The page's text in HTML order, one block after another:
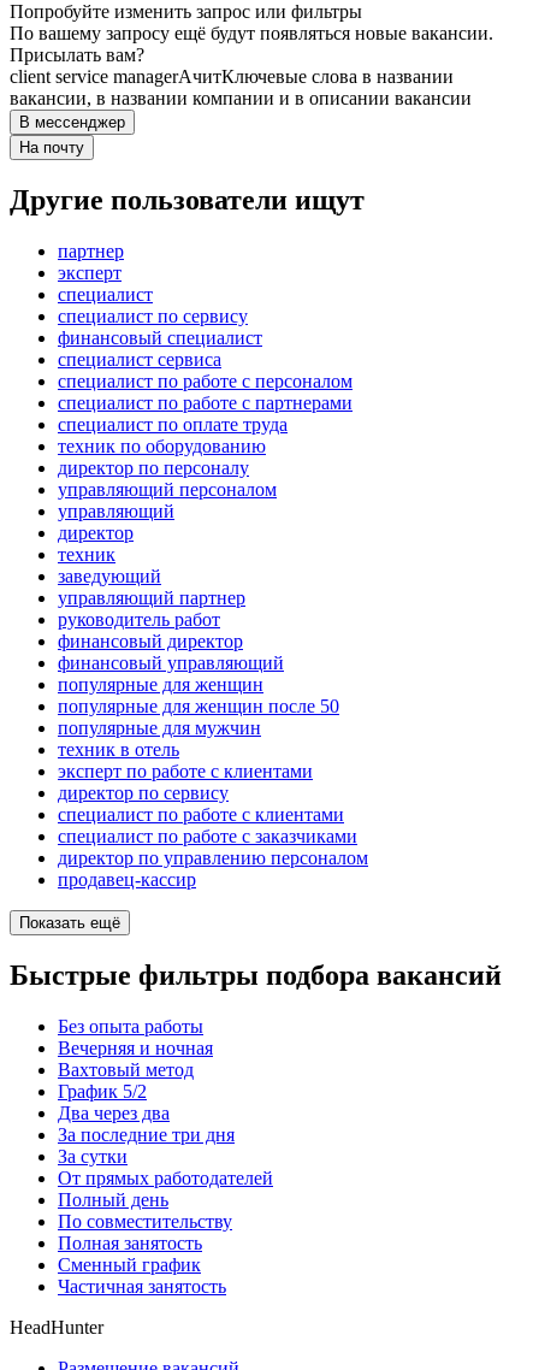
Попробуйте изменить запрос или фильтры
По вашему запросу ещё будут появляться новые вакансии.
Присылать вам?
client service managerАчитКлючевые слова в названии
вакансии, в названии компании и в описании вакансии
В мессенджер
На почту
Другие пользователи ищут
партнер
эксперт
специалист
специалист по сервису
финансовый специалист
специалист сервиса
специалист по работе с персоналом
специалист по работе с партнерами
специалист по оплате труда
техник по оборудованию
директор по персоналу
управляющий персоналом
управляющий
директор
техник
заведующий
управляющий партнер
руководитель работ
финансовый директор
финансовый управляющий
популярные для женщин
популярные для женщин после 50
популярные для мужчин
техник в отель
эксперт по работе с клиентами
директор по сервису
специалист по работе с клиентами
специалист по работе с заказчиками
директор по управлению персоналом
продавец-кассир
Показать ещё
Быстрые фильтры подбора вакансий
Без опыта работы
Вечерняя и ночная
Вахтовый метод
График 5/2
Два через два
За последние три дня
За сутки
От прямых работодателей
Полный день
По совместительству
Полная занятость
Сменный график
Частичная занятость
HeadHunter